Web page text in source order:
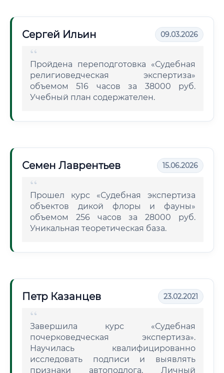
Сергей Ильин 09.03.2026
Пройдена переподготовка «Судебная
религиоведческая экспертиза»
объемом 516 часов за 38000 руб.
Учебный план содержателен.
Семен Лаврентьев 15.06.2026
Прошел курс «Судебная экспертиза
объектов дикой флоры и фауны»
объемом 256 часов за 28000 руб.
Уникальная теоретическая база.
Петр Казанцев 23.02.2021
Завершила курс «Судебная
почерковедческая экспертиза».
Научилась квалифицированно
исследовать подписи и выявлять
признаки автоподлога. Личный